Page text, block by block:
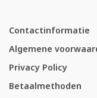
Contactinformatie
Algemene
Privacy Policy
Betaalmethoden